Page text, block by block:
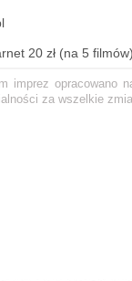
20 zł (na 5
imprez opracowano
za wszelkie